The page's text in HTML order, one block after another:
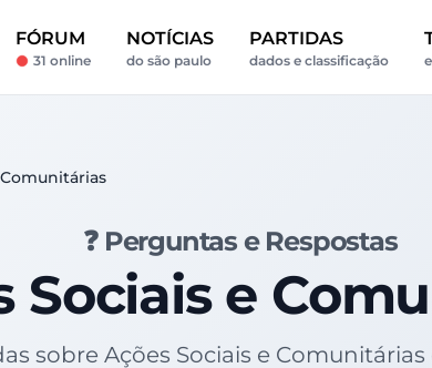
FÓRUM
31 online
NOTÍCIAS
do são paulo
PARTIDAS
dados e classificação
❓ Perguntas e Respostas
Sociais e
sobre Ações Sociais e